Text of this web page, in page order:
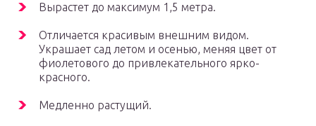
Вырастет до максимум 1,5 метра.
Отличается красивым внешним видом.
Украшает сад летом и осенью, меняя цвет от
фиолетового до привлекательного ярко-
красного.
Медленно растущий.